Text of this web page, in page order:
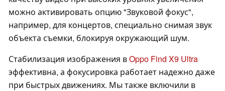
можно активировать опцию "Звуковой фокус",
например, для концертов, специально снимая звук
объекта съемки, блокируя окружающий шум.
Стабилизация изображения вOppo Find X9 Ultra
эффективна, а фокусировка работает надежно даже
при быстрых движениях. Мы также включили в